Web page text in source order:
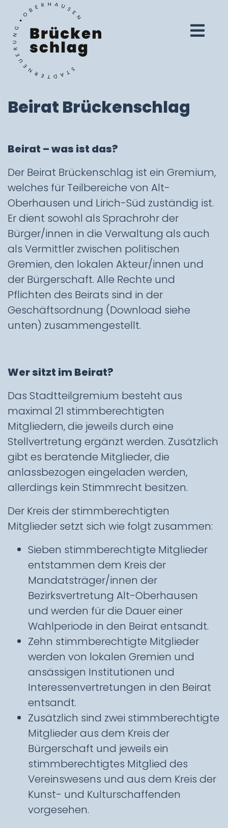
Beirat Brückenschlag
Beirat – was ist das?
Der Beirat Brückenschlag ist ein Gremium,
welches für Teilbereiche von Alt-
Oberhausen und Lirich-Süd zuständig ist.
Er dient sowohl als Sprachrohr der
Bürger/innen in die Verwaltung als auch
als Vermittler zwischen politischen
Gremien, den lokalen Akteur/innen und
der Bürgerschaft. Alle Rechte und
Pflichten des Beirats sind in der
Geschäftsordnung (Download siehe
unten) zusammengestellt.
Wer sitzt im Beirat?
Das Stadtteilgremium besteht aus
maximal 21 stimmberechtigten
Mitgliedern, die jeweils durch eine
Stellvertretung ergänzt werden. Zusätzlich
gibt es beratende Mitglieder, die
anlassbezogen eingeladen werden,
allerdings kein Stimmrecht besitzen.
Der Kreis der stimmberechtigten
Mitglieder setzt sich wie folgt zusammen:
Sieben stimmberechtigte Mitglieder
entstammen dem Kreis der
Mandatsträger/innen der
Bezirksvertretung Alt-Oberhausen
und werden für die Dauer einer
Wahlperiode in den Beirat entsandt.
Zehn stimmberechtigte Mitglieder
werden von lokalen Gremien und
ansässigen Institutionen und
Interessenvertretungen in den Beirat
entsandt.
Zusätzlich sind zwei stimmberechtigte
Mitglieder aus dem Kreis der
Bürgerschaft und jeweils ein
stimmberechtigtes Mitglied des
Vereinswesens und aus dem Kreis der
Kunst- und Kulturschaffenden
vorgesehen.